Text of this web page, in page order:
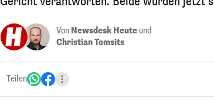
Von Newsdesk Heute und
Christian Tomsits
Teilen